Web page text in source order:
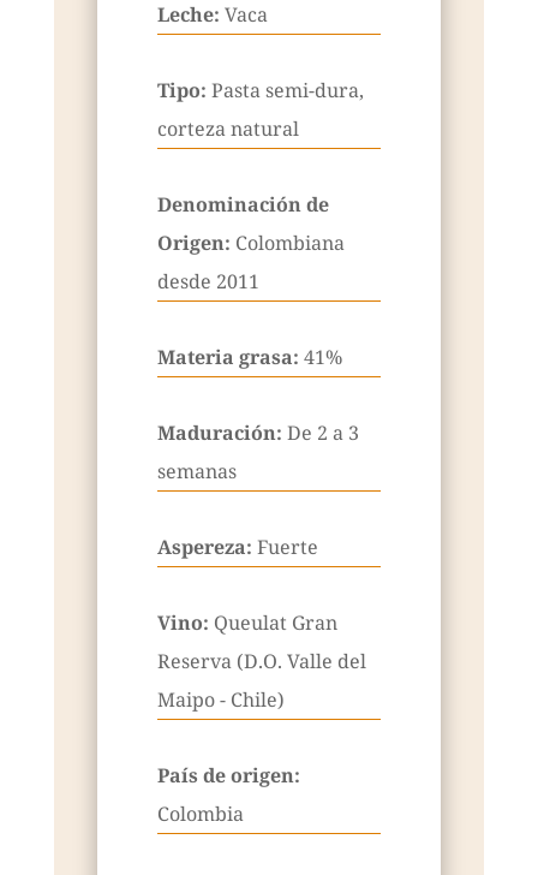
Leche: Vaca
Tipo: Pasta semi-dura,
corteza natural
Denominación de
Origen: Colombiana
desde 2011
Materia grasa: 41%
Maduración: De 2 a 3
semanas
Aspereza: Fuerte
Vino: Queulat Gran
Reserva (D.O. Valle del
Maipo - Chile)
País de origen:
Colombia